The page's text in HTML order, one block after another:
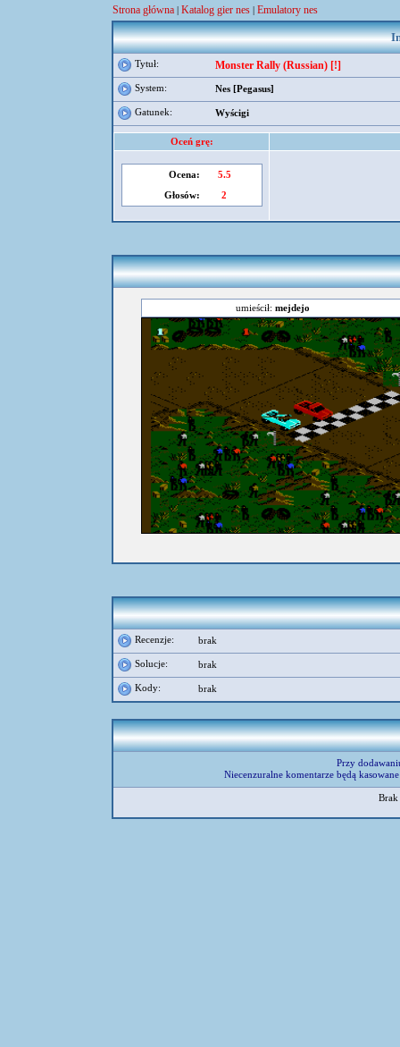
Strona główna | Katalog gier nes | Emulatory nes
Tytuł: Monster Rally (Russian) [!]
System: Nes [Pegasus]
Gatunek: Wyścigi
Oceń grę:
Ocena:
5.5
Głosów:
2
umieścił: mejdejo
Recenzje: brak
Solucje: brak
Kody: brak
Przy
Niecenzuralne komentarze będą